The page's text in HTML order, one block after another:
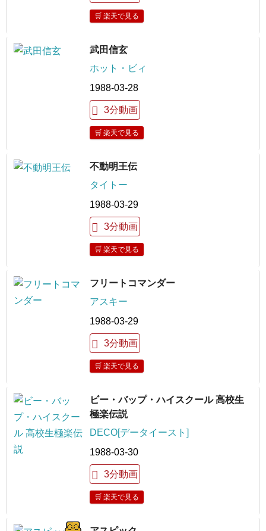
🛒 楽天で見る
武田信玄
ホット・ビィ
1988-03-28
3分動画
🛒 楽天で見る
不動明王伝
タイトー
1988-03-29
3分動画
🛒 楽天で見る
フリートコマンダー
アスキー
1988-03-29
3分動画
🛒 楽天で見る
ビー・バップ・ハイスクール 高校生
極楽伝説
DECO[データイースト]
1988-03-30
3分動画
🛒 楽天で見る